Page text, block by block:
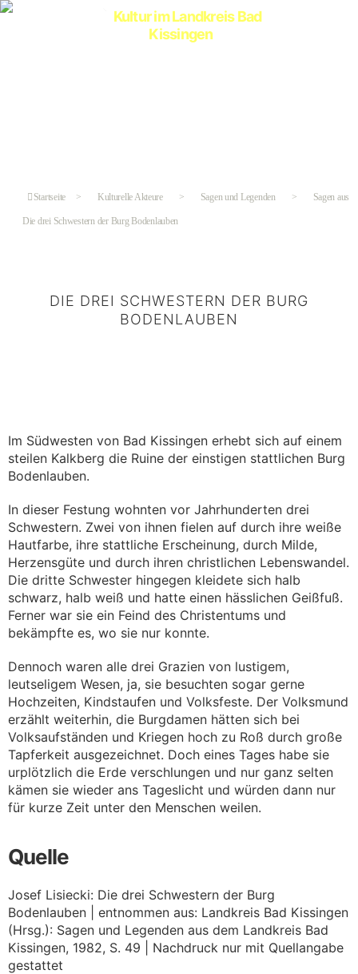
Startseite > Kulturelle Akteure > Sagen und Legenden > Sagen aus
Die drei Schwestern der Burg Bodenlauben
DIE DREI SCHWESTERN DER BURG
BODENLAUBEN
Im Südwesten von Bad Kissingen erhebt sich auf einem
steilen Kalkberg die Ruine der einstigen stattlichen Burg
Bodenlauben.
In dieser Festung wohnten vor Jahrhunderten drei
Schwestern. Zwei von ihnen fielen auf durch ihre weiße
Hautfarbe, ihre stattliche Erscheinung, durch Milde,
Herzensgüte und durch ihren christlichen Lebenswandel.
Die dritte Schwester hingegen kleidete sich halb
schwarz, halb weiß und hatte einen hässlichen Geißfuß.
Ferner war sie ein Feind des Christentums und
bekämpfte es, wo sie nur konnte.
Dennoch waren alle drei Grazien von lustigem,
leutseligem Wesen, ja, sie besuchten sogar gerne
Hochzeiten, Kindstaufen und Volksfeste. Der Volksmund
erzählt weiterhin, die Burgdamen hätten sich bei
Volksaufständen und Kriegen hoch zu Roß durch große
Tapferkeit ausgezeichnet. Doch eines Tages habe sie
urplötzlich die Erde verschlungen und nur ganz selten
kämen sie wieder ans Tageslicht und würden dann nur
für kurze Zeit unter den Menschen weilen.
Quelle
Josef Lisiecki: Die drei Schwestern der Burg
Bodenlauben | entnommen aus: Landkreis Bad Kissingen
(Hrsg.): Sagen und Legenden aus dem Landkreis Bad
Kissingen, 1982, S. 49 | Nachdruck nur mit Quellangabe
gestattet